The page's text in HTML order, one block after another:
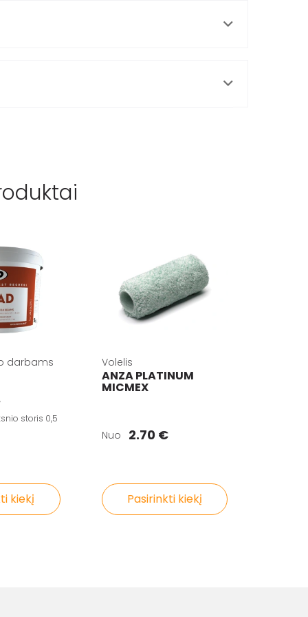
darbams
storis 0,5
kiekį
Volelis
ANZA PLATINUM
MICMEX
Nuo 2.70 €
Pasirinkti kiekį